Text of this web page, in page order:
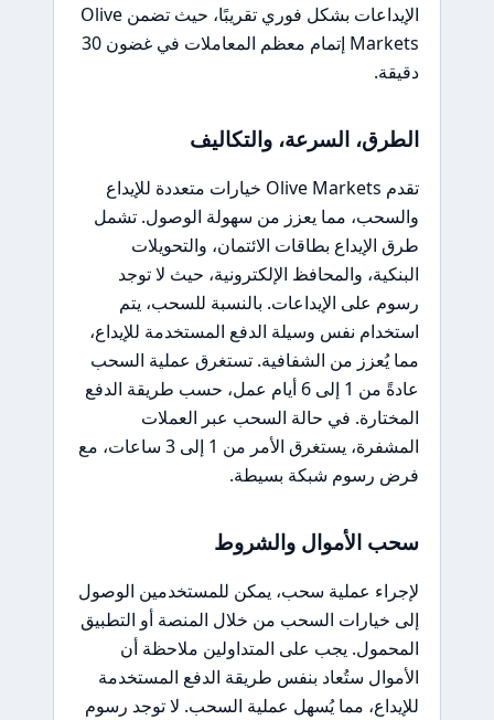
الإيداعات بشكل فوري تقريبًا، حيث تضمن Olive
Markets إتمام معظم المعاملات في غضون 30
دقيقة.
الطرق، السرعة، والتكاليف
تقدم Olive Markets خيارات متعددة للإيداع
والسحب، مما يعزز من سهولة الوصول. تشمل
طرق الإيداع بطاقات الائتمان، والتحويلات
البنكية، والمحافظ الإلكترونية، حيث لا توجد
رسوم على الإيداعات. بالنسبة للسحب، يتم
استخدام نفس وسيلة الدفع المستخدمة للإيداع،
مما يُعزز من الشفافية. تستغرق عملية السحب
عادةً من 1 إلى 6 أيام عمل، حسب طريقة الدفع
المختارة. في حالة السحب عبر العملات
المشفرة، يستغرق الأمر من 1 إلى 3 ساعات، مع
فرض رسوم شبكة بسيطة.
سحب الأموال والشروط
لإجراء عملية سحب، يمكن للمستخدمين الوصول
إلى خيارات السحب من خلال المنصة أو التطبيق
المحمول. يجب على المتداولين ملاحظة أن
الأموال ستُعاد بنفس طريقة الدفع المستخدمة
للإيداع، مما يُسهل عملية السحب. لا توجد رسوم